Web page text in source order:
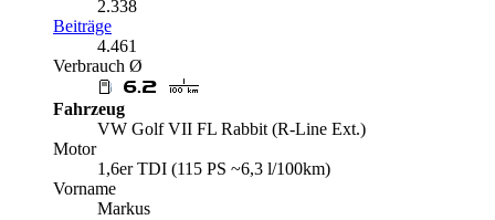
2.338
Beiträge
4.461
Verbrauch Ø
Fahrzeug
VW Golf VII FL Rabbit (R-Line Ext.)
Motor
1,6er TDI (115 PS ~6,3 l/100km)
Vorname
Markus